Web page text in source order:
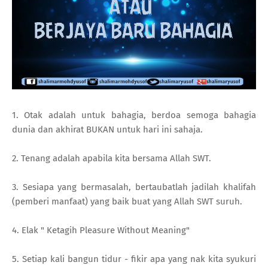
1. Otak adalah untuk bahagia, berdoa semoga bahagia
dunia dan akhirat BUKAN untuk hari ini sahaja.
2. Tenang adalah apabila kita bersama Allah SWT.
3. Sesiapa yang bermasalah, bertaubatlah jadilah khalifah
(pemberi manfaat) yang baik buat yang Allah SWT suruh.
4. Elak " Ketagih Pleasure Without Meaning"
5. Setiap kali bangun tidur - fikir apa yang nak kita syukuri